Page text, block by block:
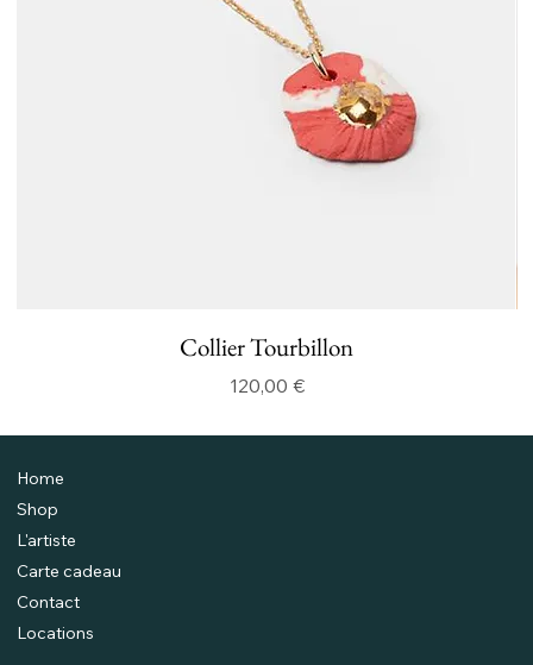
Collier Tourbillon
Prix
120,00 €
Home
Shop
L'artiste
Carte cadeau
Contact
Locations